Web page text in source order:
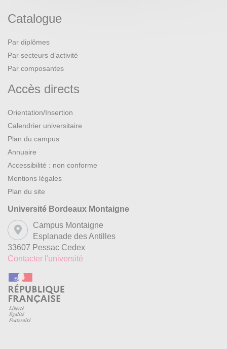
Catalogue
Par diplômes
Par secteurs d’activité
Par composantes
Accès directs
Orientation/Insertion
Calendrier universitaire
Plan du campus
Annuaire
Accessibilité : non conforme
Mentions légales
Plan du site
Université Bordeaux Montaigne
Campus Montaigne
Esplanade des Antilles
33607 Pessac Cedex
Contacter l'université